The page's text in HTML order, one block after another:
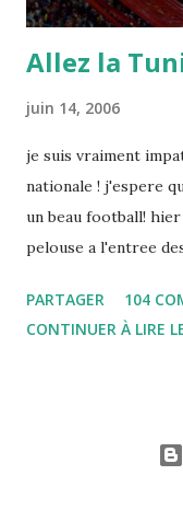
Allez la
juin 14, 2006
je suis vraiment
nationale ! j'espere
un beau football!
pelouse a l'entree
instances
est due cette
PARTAGER
104
CONTINUER À LIRE